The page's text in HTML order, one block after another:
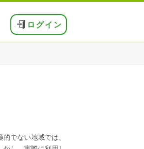
ログイン
でない地域では、